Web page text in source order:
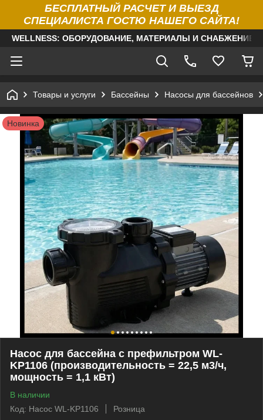
БЕСПЛАТНЫЙ РАСЧЕТ И ВЫЕЗД
СПЕЦИАЛИСТА ГОСТЮ НАШЕГО САЙТА!
WELLNESS: ОБОРУДОВАНИЕ, МАТЕРИАЛЫ И
Товары и услуги Бассейны Насосы для бассейнов
Новинка
Насос для бассейна c префильтром WL-
KP1106 (производительность = 22,5 м3/ч,
мощность = 1,1 кВт)
В наличии
Код: Насос WL-KP1106
Розница